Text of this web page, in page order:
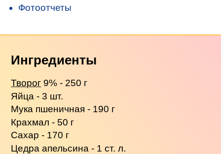
Фотоотчеты
Ингредиенты
Творог 9% - 250 г
Яйца - 3 шт.
Мука пшеничная - 190 г
Крахмал - 50 г
Сахар - 170 г
Цедра апельсина - 1 ст. л.